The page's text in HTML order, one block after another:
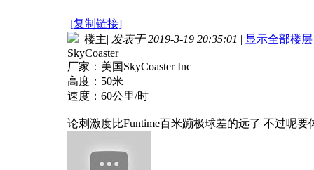
[复制链接]
楼主| 发表于 2019-3-19 20:35:01 | 显示全部楼层
SkyCoaster
厂家：美国SkyCoaster Inc
高度：50米
速度：60公里/时
论刺激度比Funtime百米蹦极球差的远了 不过呢